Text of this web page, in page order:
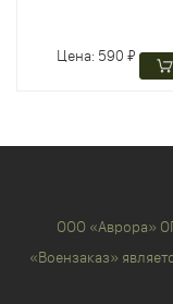
Цена: 590 ₽
ООО «Аврора»
«Воензаказ»